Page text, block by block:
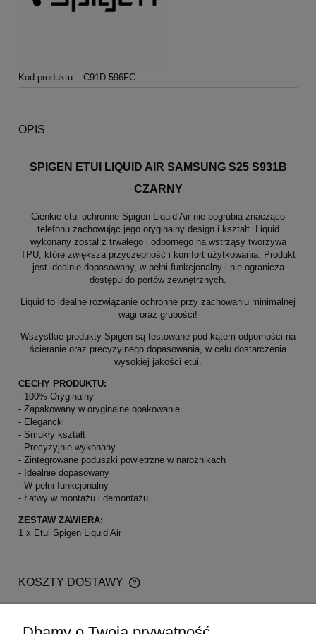
Kod produktu: C91D-596FC
OPIS
SPIGEN ETUI LIQUID AIR SAMSUNG S25 S931B
CZARNY
Cienkie etui ochronne Spigen Liquid Air nie pogrubia znacząco
telefonu zachowując jego oryginalny design i kształt. Liquid
wykonany został z trwałego i odpornego na wstrząsy tworzywa
TPU, które zwiększa przyczepność i komfort użytkowania. Produkt
jest idealnie dopasowany, w pełni funkcjonalny i nie ogranicza
dostępu do portów zewnętrznych.
Liquid to idealne rozwiązanie ochronne przy zachowaniu minimalnej
wagi oraz grubości!
Wszystkie produkty Spigen są testowane pod kątem odporności na
ścieranie oraz precyzyjnego dopasowania, w celu dostarczenia
wysokiej jakości etui.
CECHY PRODUKTU:
- 100% Oryginalny
- Zapakowany w oryginalne opakowanie
- Elegancki
- Smukły kształt
- Precyzyjnie wykonany
- Zintegrowane poduszki powietrzne w narożnikach
- Idealnie dopasowany
- W pełni funkcjonalny
- Łatwy w montażu i demontażu
ZESTAW ZAWIERA:
1 x Etui Spigen Liquid Air
KOSZTY DOSTAWY
CENA NIE ZAWIERA EWENTUALNYCH KOSZTÓW
PŁATNOŚCI